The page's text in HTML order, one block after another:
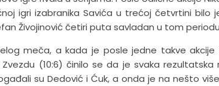
igri izabranika Savića u trećoj četvrtini bilo
Živojinović četiri puta savladan u tom
meča, a kada je posle jedne takve akcije
(10:6) činilo se da je svaka rezultatska
su Dedović i Ćuk, a onda je na nešto